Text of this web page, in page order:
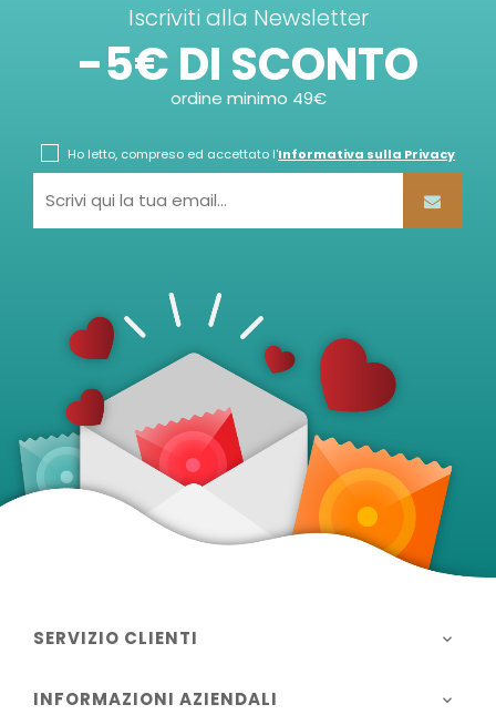
Iscriviti alla Newsletter
-5€ DI SCONTO
ordine minimo 49€
Ho letto, compreso ed accettato l'Informativa sulla Privacy
SERVIZIO CLIENTI 
INFORMAZIONI AZIENDALI 